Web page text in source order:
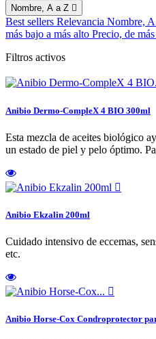
Nombre, A a Z 
Best sellers Relevancia Nombre,
más bajo a más alto Precio, de
Filtros activos
Anibio Dermo-CompleX 4 BIO 300ml
Esta mezcla de aceites biológico
un estado de piel y pelo óptimo.

Anibio Ekzalin 200ml
Cuidado intensivo de eccemas,
etc.

Anibio Horse-Cox Condroprotector